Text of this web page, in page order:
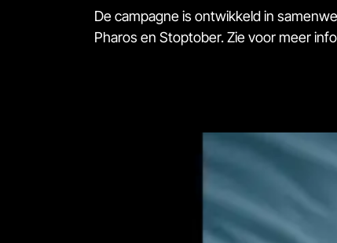
De campagne is ontwikkeld in
Pharos en Stoptober. Zie voor meer